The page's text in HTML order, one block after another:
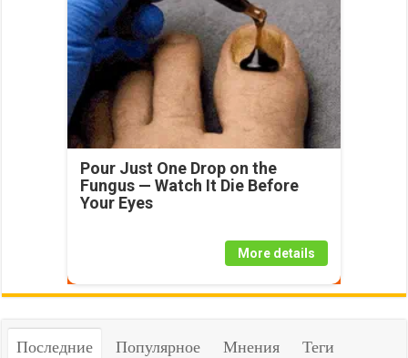
Pour Just One Drop on the
Fungus — Watch It Die Before
Your Eyes
More details
Последние Популярное Мнения Теги